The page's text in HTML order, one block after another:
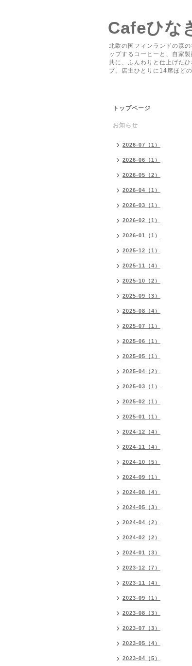
Cafeひな
北欧の国フィンランドの森
ップするコーヒーと、自家
共に、ふんわりと仕上げた
プ。店主ひとりに14席ほど
トップページ
お知らせ
2026-07（1）
2026-06（1）
2026-05（2）
2026-04（1）
2026-03（1）
2026-02（1）
2026-01（1）
2025-12（1）
2025-11（4）
2025-10（2）
2025-09（3）
2025-08（4）
2025-07（1）
2025-06（1）
2025-05（1）
2025-04（2）
2025-03（1）
2025-02（1）
2025-01（1）
2024-12（4）
2024-11（4）
2024-10（5）
2024-09（1）
2024-08（4）
2024-05（3）
2024-04（2）
2024-02（2）
2024-01（3）
2023-12（7）
2023-11（4）
2023-09（1）
2023-08（3）
2023-07（3）
2023-05（4）
2023-04（5）